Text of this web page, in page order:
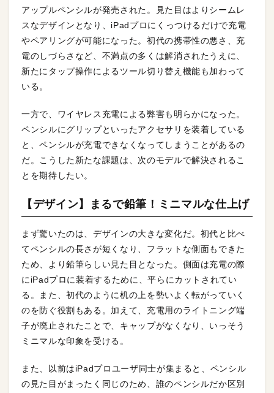
アップルペンシルが発売された。見た目はよりシームレ
スなデザインとなり、iPadプロにくっつけるだけで充電
やペアリングが可能になった。初代の携帯性の悪さ、充
電のしづらさなど、不満点の多くは解消されたうえに、
新たにタップ操作によるツール切り替え機能も加わって
いる。
一方で、ワイヤレス充電による弊害も明らかになった。
ペンシルにグリップといったアクセサリを装着している
と、ペンシルが充電できなくなってしまうことがあるの
だ。こうした新たな課題は、次のモデルで解決されるこ
とを期待したい。
【デザイン】まるで鉛筆！ミニマルな仕上げ
まず驚いたのは、デザインの大きな変化だ。初代と比べ
てペンシルの長さが短くなり、フラットな側面もできた
ため、より鉛筆らしい見た目となった。側面は充電の際
にiPadプロに装着するために、平らにカットされてい
る。また、初代のように机の上を勢いよく転がっていく
のを防ぐ役割もある。加えて、充電用のライトニング端
子が廃止されたことで、キャップがなくなり、いっそう
ミニマルな印象を受ける。
また、以前はiPadプロユーザ同士が集まると、ペンシル
の見た目がまったく同じのため、誰のペンシルだか区別